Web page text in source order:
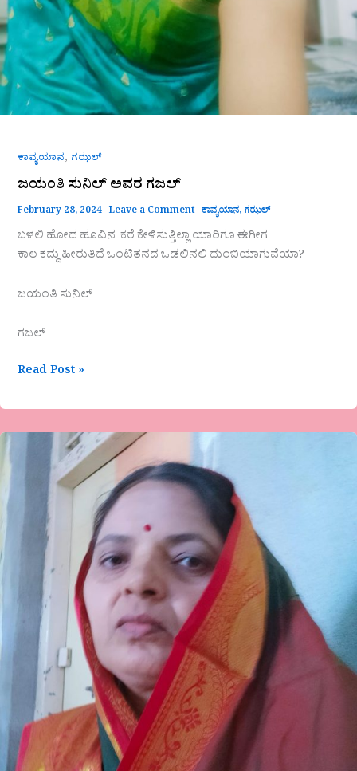
ಕಾವ್ಯಯಾನ, ಗಝಲ್
ಜಯಂತಿ ಸುನಿಲ್ ಅವರ ಗಜಲ್
February 28, 2024 Leave a Comment ಕಾವ್ಯಯಾನ, ಗಝಲ್
ಬಳಲಿ ಹೋದ ಹೂವಿನ ಕರೆ ಕೇಳಿಸುತ್ತಿಲ್ಲಾ ಯಾರಿಗೂ ಈಗೀಗ
ಕಾಲ ಕದ್ದು ಹೀರುತಿದೆ ಒಂಟಿತನದ ಒಡಲಿನಲಿ ದುಂಬಿಯಾಗುವೆಯಾ?
ಜಯಂತಿ ಸುನಿಲ್
ಗಜಲ್
Read Post »
ಸುಜಾತಾ
ಮುಗುಳು
ಮಲ್ಲಿಗೆ